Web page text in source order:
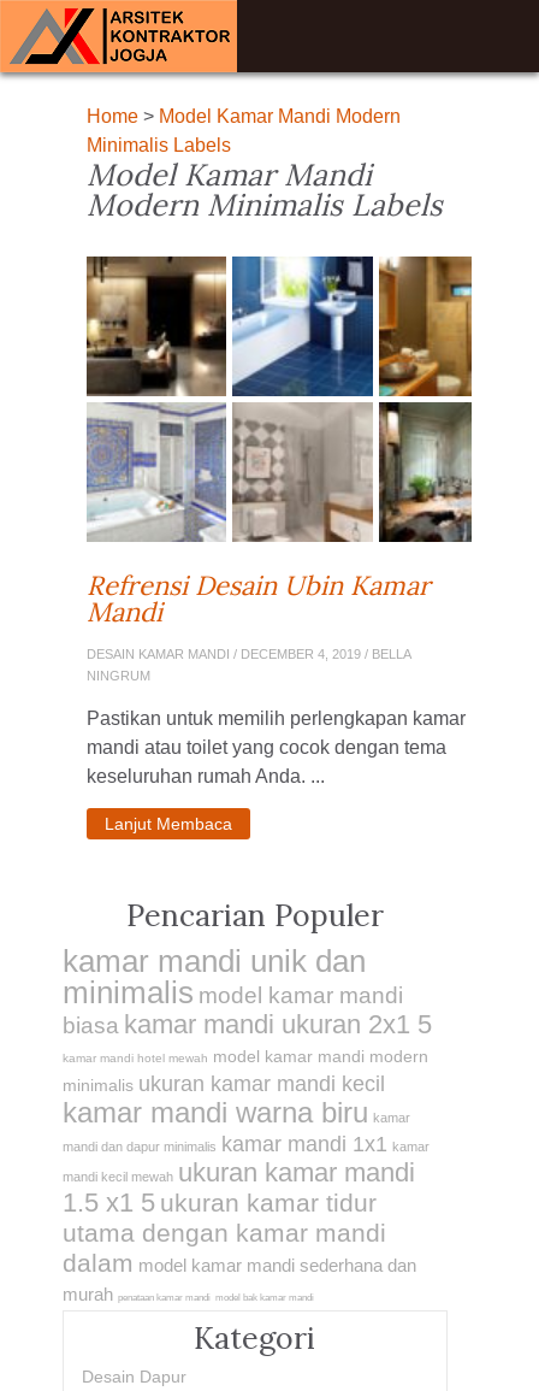
Home> Model Kamar Mandi Modern
Minimalis Labels
Model Kamar Mandi
Modern Minimalis Labels
Refrensi Desain Ubin Kamar
Mandi
DESAIN KAMAR MANDI / DECEMBER 4, 2019 / BELLA
NINGRUM
Pastikan untuk memilih perlengkapan kamar
mandi atau toilet yang cocok dengan tema
keseluruhan rumah Anda. ...
Lanjut Membaca
Pencarian Populer
kamar mandi unik dan
minimalis model kamar mandi
biasa kamar mandi ukuran 2x1 5
kamar mandi hotel mewah model kamar mandi modern
minimalis ukuran kamar mandi kecil
kamar mandi warna biru kamar
mandi dan dapur minimalis
kamar mandi 1x1 kamar
mandi kecil mewah ukuran kamar mandi
1.5 x1 5 ukuran kamar tidur
utama dengan kamar mandi
dalam model kamar mandi sederhana dan
murah penataan kamar mandi model bak kamar mandi
Kategori
Desain Dapur